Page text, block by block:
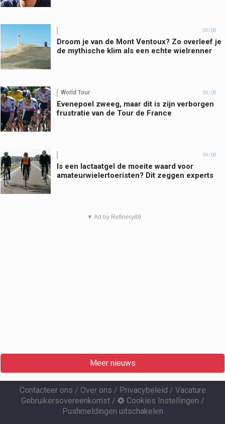
05/08
Droom je van de Mont Ventoux? Zo overleef je
de mythische klim als een echte wielrenner
World Tour 04/08
Evenepoel zweeg, maar dit is zijn verborgen
frustratie van de Tour de France
04/08
Is een lactaatgel de moeite waard voor
amateurwielertoeristen? Dit zeggen experts
▼ Ad by Refinery89
Meer nieuws
Contacteer ons / Over ons / Privacybeleid / Vacature
Gebruikersovereenkomst/ Cookies Instellingen /
Pushmeldingen uitschakelen